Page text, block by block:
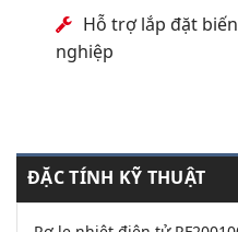
Hỗ trợ lắp đặt
nghiệp
ĐẶC TÍNH KỸ THUẬT